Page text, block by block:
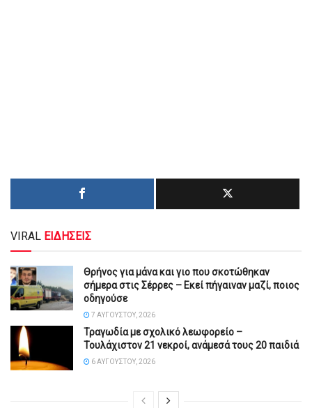
VIRAL ΕΙΔΗΣΕΙΣ
Θρήνος για μάνα και γιο που σκοτώθηκαν
σήμερα στις Σέρρες – Εκεί πήγαιναν μαζί, ποιος
οδηγούσε
7 ΑΥΓΟΎΣΤΟΥ, 2026
Τραγωδία με σχολικό λεωφορείο –
Τουλάχιστον 21 νεκροί, ανάμεσά τους 20 παιδιά
6 ΑΥΓΟΎΣΤΟΥ, 2026